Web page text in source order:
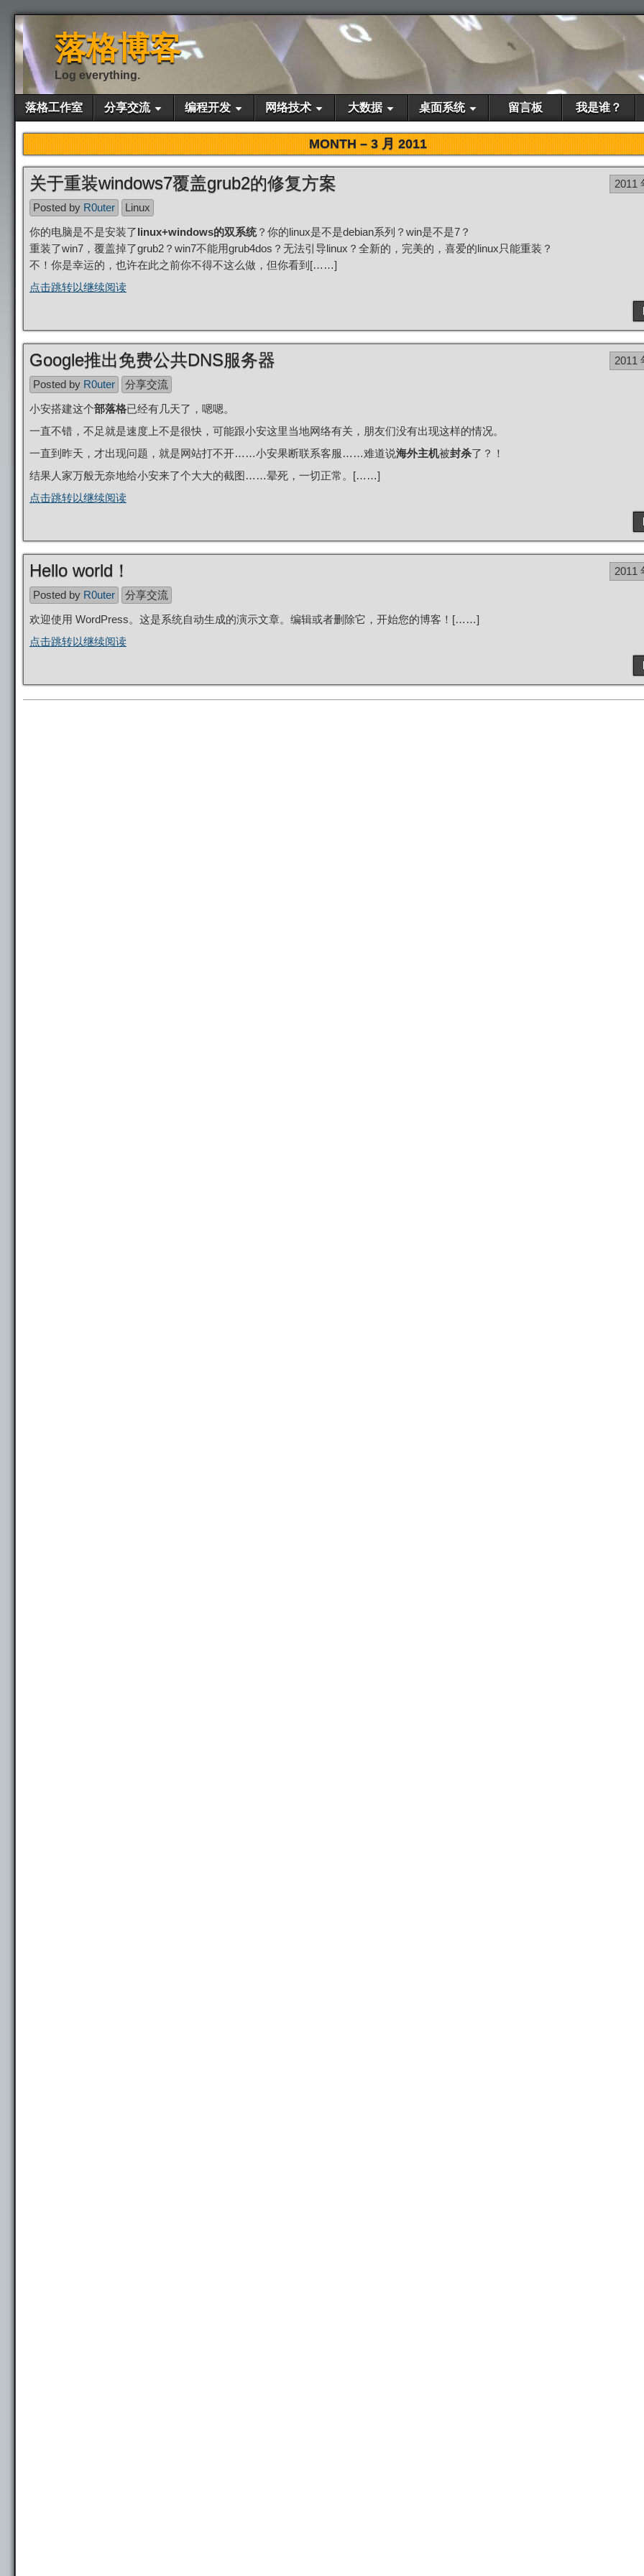
落格博客
Log everything.
落格工作室 分享交流 编程开发 网络技术 大数据 桌面系统 留言板 我是谁？
MONTH –3 月 2011
关于重装windows7覆盖grub2的修复方案
2011
Posted by R0uter
Linux
你的电脑是不是安装了linux+windows的双系统？你的linux是不是debian系列？win是不是7？
重装了win7，覆盖掉了grub2？win7不能用grub4dos？无法引导linux？全新的，完美的，喜爱的linux只能重装？
不！你是幸运的，也许在此之前你不得不这么做，但你看到[……]
点击跳转以继续阅读
Google推出免费公共DNS服务器
2011
Posted by R0uter
分享交流
小安搭建这个部落格已经有几天了，嗯嗯。
一直不错，不足就是速度上不是很快，可能跟小安这里当地网络有关，朋友们没有出现这样的情况。
一直到昨天，才出现问题，就是网站打不开……小安果断联系客服……难道说海外主机被封杀了？！
结果人家万般无奈地给小安来了个大大的截图……晕死，一切正常。[……]
点击跳转以继续阅读
Hello world！
2011
Posted by R0uter
分享交流
欢迎使用 WordPress。这是系统自动生成的演示文章。编辑或者删除它，开始您的博客！[……]
点击跳转以继续阅读